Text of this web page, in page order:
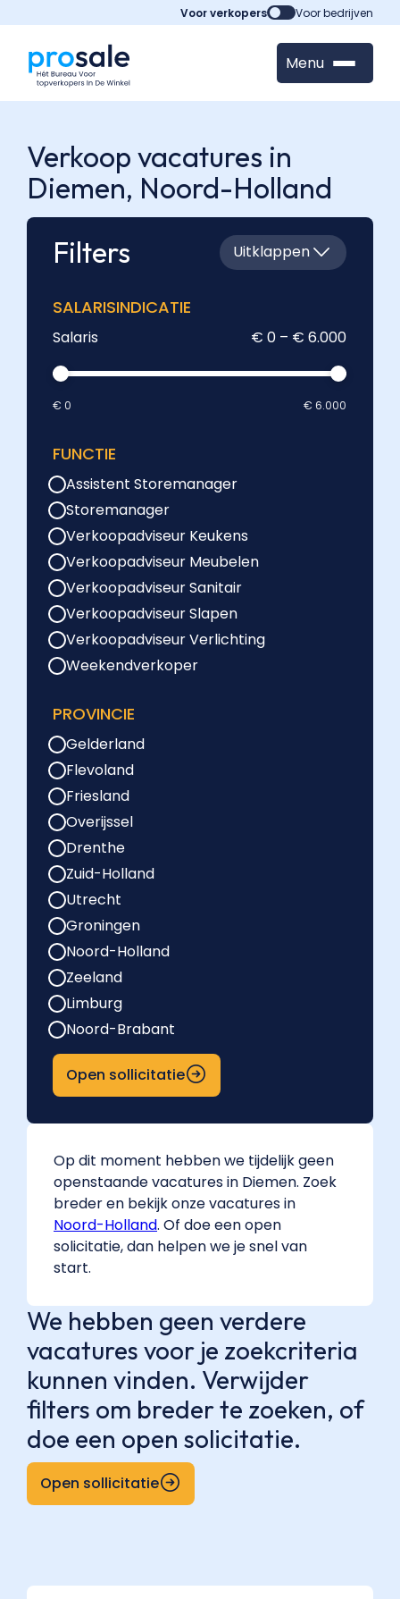
Voor verkopers Voor bedrijven
Menu
Verkoop vacatures in
Diemen, Noord-Holland
Filters
Uitklappen
SALARISINDICATIE
Salaris € 0 – € 6.000
€ 0 € 6.000
FUNCTIE
Assistent Storemanager
Storemanager
Verkoopadviseur Keukens
Verkoopadviseur Meubelen
Verkoopadviseur Sanitair
Verkoopadviseur Slapen
Verkoopadviseur Verlichting
Weekendverkoper
PROVINCIE
Gelderland
Flevoland
Friesland
Overijssel
Drenthe
Zuid-Holland
Utrecht
Groningen
Noord-Holland
Zeeland
Limburg
Noord-Brabant
Open sollicitatie
Op dit moment hebben we tijdelijk geen
openstaande vacatures in Diemen. Zoek
breder en bekijk onze vacatures in
Noord-Holland. Of doe een open
solicitatie, dan helpen we je snel van
start.
We hebben geen verdere
vacatures voor je zoekcriteria
kunnen vinden. Verwijder
filters om breder te zoeken, of
doe een open solicitatie.
Open sollicitatie